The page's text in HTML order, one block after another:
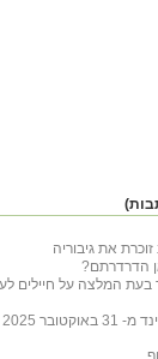
הדרדרתם?
בעת המלצה על חיילים